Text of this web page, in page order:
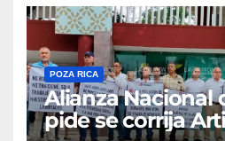
POZA RICA
Alianza Nacional
pide se corrija